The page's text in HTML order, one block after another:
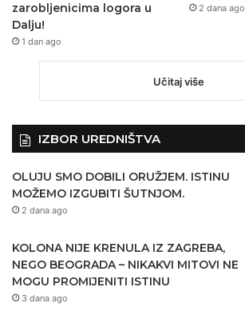
zarobljenicima logora u
Dalju!
1 dan ago
2 dana ago
Učitaj više
IZBOR UREDNIŠTVA
OLUJU SMO DOBILI ORUŽJEM. ISTINU
MOŽEMO IZGUBITI ŠUTNJOM.
2 dana ago
KOLONA NIJE KRENULA IZ ZAGREBA,
NEGO BEOGRADA – NIKAKVI MITOVI NE
MOGU PROMIJENITI ISTINU
3 dana ago